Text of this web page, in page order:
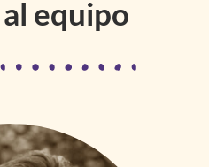
equipo